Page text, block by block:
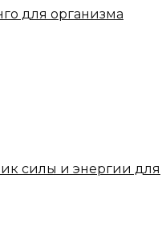
для организма
силы и энергии для